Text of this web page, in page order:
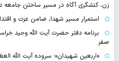
زن، کنشگری آگاه در مسیر ساختن جامعه
استمرار مسیر شهدا، ضامن عزت و
برنامه دفتر حضرت آیت الله وحید
صفر
«اربعین شهیدان»؛ سروده آیت الله